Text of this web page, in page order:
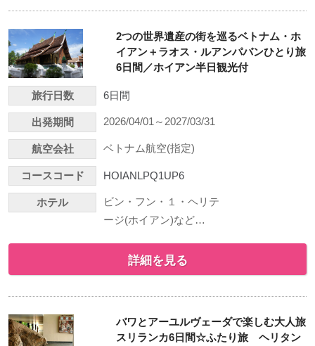
2つの世界遺産の街を巡るベトナム・ホ
イアン＋ラオス・ルアンパバンひとり旅
6日間／ホイアン半日観光付
旅行日数 6日間
出発期間 2026/04/01～2027/03/31
航空会社 ベトナム航空(指定)
コースコード HOIANLPQ1UP6
ホテル
ビン・フン・１・ヘリテ
ージ(ホイアン)など…
詳細を見る
バワとアーユルヴェーダで楽しむ大人旅
スリランカ6日間☆ふたり旅 ヘリタン